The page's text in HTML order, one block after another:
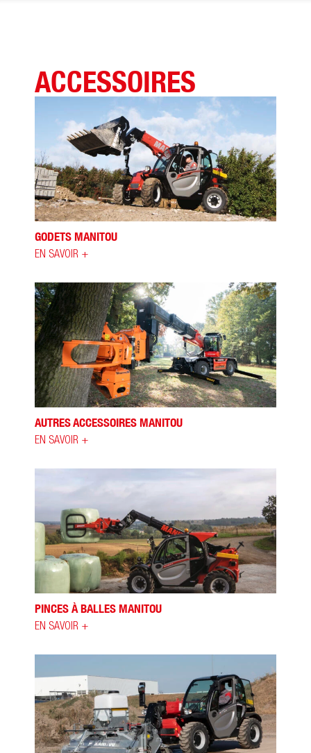
ACCESSOIRES
GODETS MANITOU
EN SAVOIR +
AUTRES ACCESSOIRES MANITOU
EN SAVOIR +
PINCES À BALLES MANITOU
EN SAVOIR +